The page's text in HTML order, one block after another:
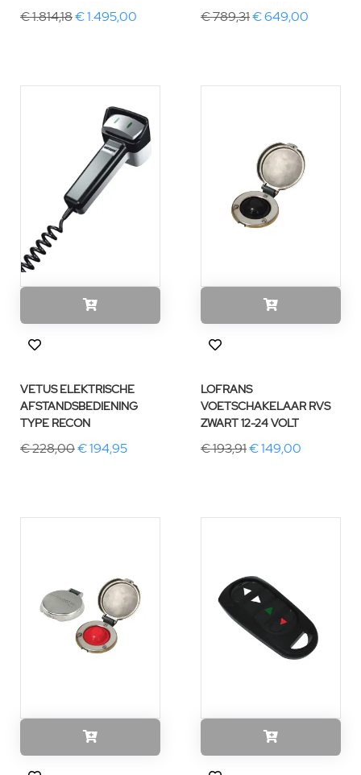
€ 1.814,18€ 1.495,00 € 789,31€ 649,00
VETUS ELEKTRISCHE
AFSTANDSBEDIENING
TYPE RECON
€ 228,00€ 194,95
LOFRANS
VOETSCHAKELAAR RVS
ZWART 12-24 VOLT
€ 193,91€ 149,00